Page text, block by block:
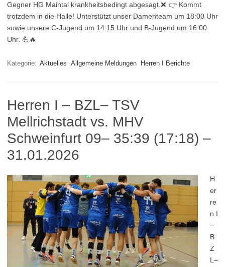
Gegner HG Maintal krankheitsbedingt abgesagt.❌️ 👉 Kommt
trotzdem in die Halle! Unterstützt unser Damenteam um 18:00 Uhr
sowie unsere C-Jugend um 14:15 Uhr und B-Jugend um 16:00
Uhr. 💪🔥
Kategorie: Aktuelles Allgemeine Meldungen Herren I Berichte
Herren I – BZL– TSV
Mellrichstadt vs. MHV
Schweinfurt 09– 35:39 (17:18) –
31.01.2026
H
er
re
n I
–
B
Z
L–